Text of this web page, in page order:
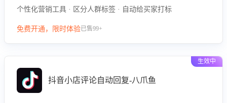
个性化营销工具 · 区分人群标签 · 自动给买家打标
免费开通，限时体验已售99+
生效中
抖音小店评论自动回复-八爪鱼